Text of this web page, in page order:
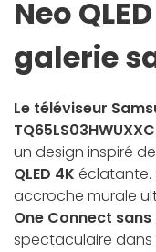
Neo
galerie
Le téléviseur
TQ65LS03HWUXXC
un design inspiré
QLED 4K éclatante.
accroche murale
One Connect sans
spectaculaire dans